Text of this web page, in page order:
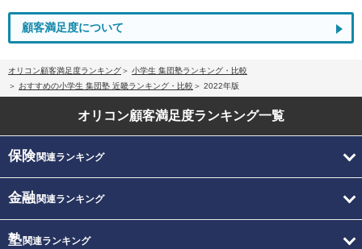
顧客満足度について
オリコン顧客満足度ランキング
小学生 集団塾ランキング・比較
おすすめの小学生 集団塾 近畿ランキング・比較
2022年版
オリコン顧客満足度ランキング一覧
保険関連ランキング
金融関連ランキング
塾関連ランキング